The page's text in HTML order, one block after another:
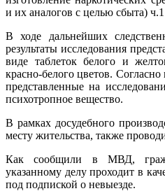
и их аналогов с целью сбыта)
В ходе дальнейших
результаты исследования
виде таблеток белого и
красно-белого цветов.
представленные на
психотропное вещество.
В рамках досудебного
месту жительства, также
Как сообщили в МВД,
указанному делу проходит в
под подпиской о невыезде.